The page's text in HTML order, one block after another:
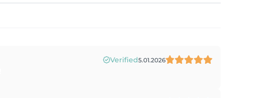
Verified5.01.2026